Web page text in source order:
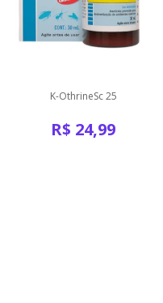
K-OthrineSc 25
R$ 24,99